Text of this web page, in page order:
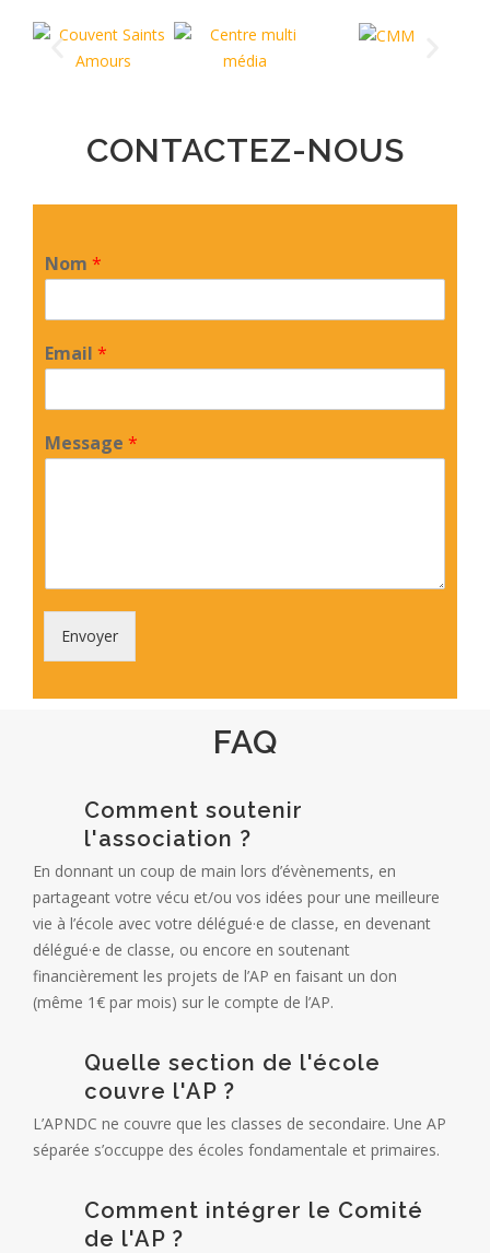
CONTACTEZ-NOUS
Nom *
Email *
Message *
Envoyer
FAQ
Comment soutenir
l'association ?
En donnant un coup de main lors d’évènements, en
partageant votre vécu et/ou vos idées pour une meilleure
vie à l’école avec votre délégué·e de classe, en devenant
délégué·e de classe, ou encore en soutenant
financièrement les projets de l’AP en faisant un don
(même 1€ par mois) sur le compte de l’AP.
Quelle section de l'école
couvre l'AP ?
L’APNDC ne couvre que les classes de secondaire. Une AP
séparée s’occuppe des écoles fondamentale et primaires.
Comment intégrer le Comité
de l'AP ?